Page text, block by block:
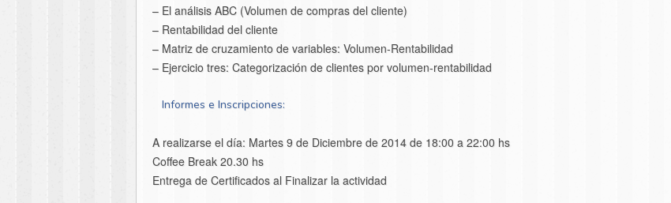
– El análisis ABC (Volumen de compras del cliente)
– Rentabilidad del cliente
– Matriz de cruzamiento de variables: Volumen-Rentabilidad
– Ejercicio tres: Categorización de clientes por volumen-rentabilidad
Informes e Inscripciones:
A realizarse el día: Martes 9 de Diciembre de 2014 de 18:00 a 22:00 hs
Coffee Break 20.30 hs
Entrega de Certificados al Finalizar la actividad